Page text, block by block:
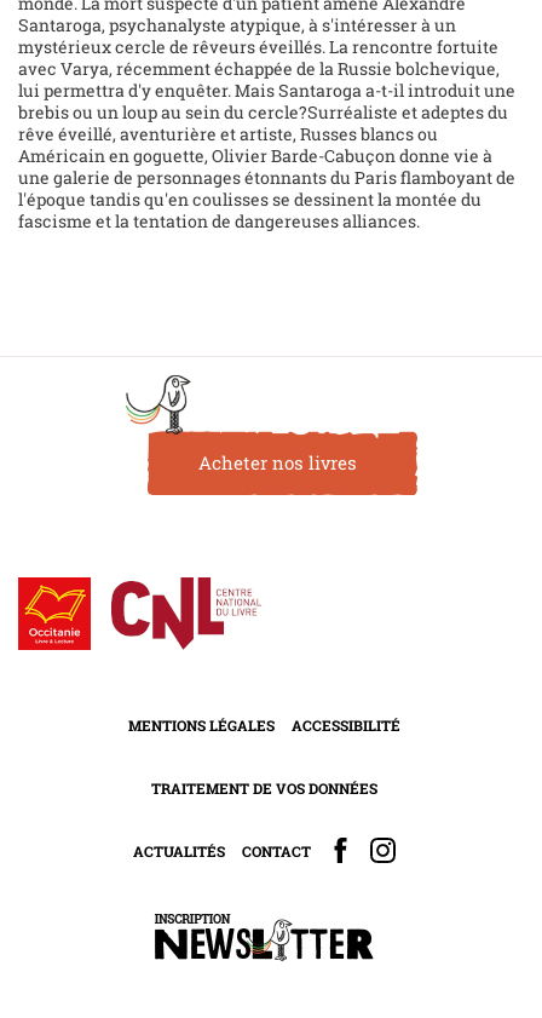
Santaroga, psychanalyste atypique, à s'intéresser à un
mystérieux cercle de rêveurs éveillés. La rencontre fortuite
avec Varya, récemment échappée de la Russie bolchevique,
lui permettra d'y enquêter. Mais Santaroga a-t-il introduit une
brebis ou un loup au sein du cercle?Surréaliste et adeptes du
rêve éveillé, aventurière et artiste, Russes blancs ou
Américain en goguette, Olivier Barde-Cabuçon donne vie à
une galerie de personnages étonnants du Paris flamboyant de
l'époque tandis qu'en coulisses se dessinent la montée du
fascisme et la tentation de dangereuses alliances.
Acheter nos livres
MENTIONS LÉGALES ACCESSIBILITÉ
TRAITEMENT DE VOS DONNÉES
ACTUALITÉS CONTACT